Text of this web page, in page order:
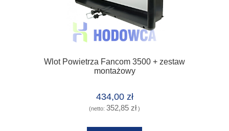
Wlot Powietrza Fancom 3500 + zestaw
montażowy
434,00 zł
(netto: 352,85 zł)